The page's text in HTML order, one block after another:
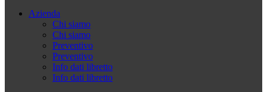
Azienda
Chi siamo
Chi siamo
Preventivo
Preventivo
Info dati libretto
Info dati libretto